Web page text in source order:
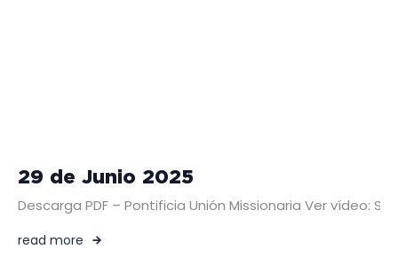
29 de Junio 2025
Descarga PDF – Pontificia Unión Missionaria Ver vídeo:
read more